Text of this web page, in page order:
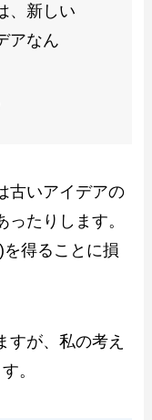
、新しい
アなん
古いアイデアの
たりします。
得ることに損
すが、私の考え
。